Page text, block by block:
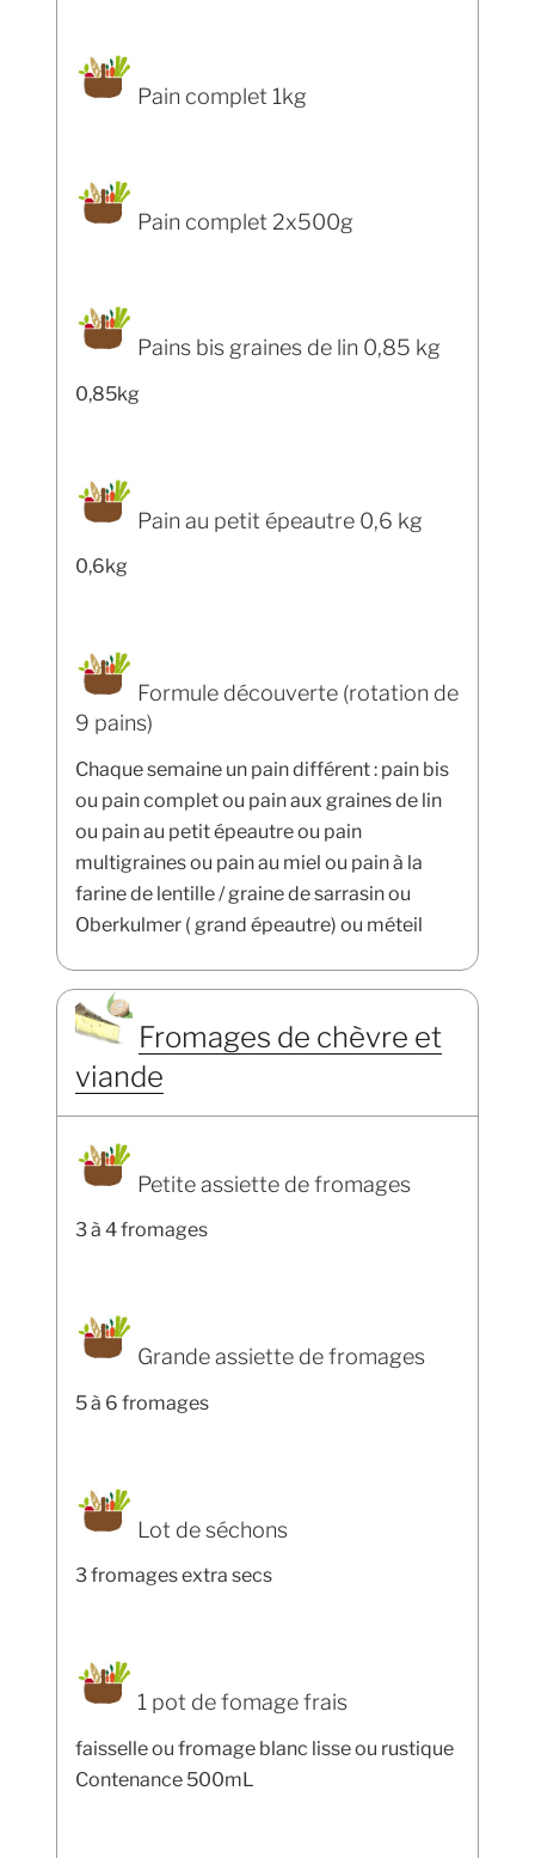
Pain complet 1kg
Pain complet 2x500g
Pains bis graines de lin 0,85 kg
0,85kg
Pain au petit épeautre 0,6 kg
0,6kg
Formule découverte (rotation de
9 pains)
Chaque semaine un pain différent : pain bis
ou pain complet ou pain aux graines de lin
ou pain au petit épeautre ou pain
multigraines ou pain au miel ou pain à la
farine de lentille / graine de sarrasin ou
Oberkulmer ( grand épeautre) ou méteil
Fromages de chèvre et
viande
Petite assiette de fromages
3 à 4 fromages
Grande assiette de fromages
5 à 6 fromages
Lot de séchons
3 fromages extra secs
1 pot de fomage frais
faisselle ou fromage blanc lisse ou rustique
Contenance 500mL